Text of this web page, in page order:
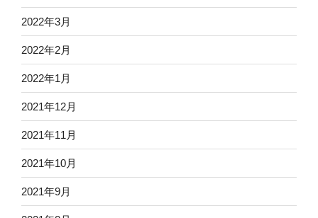
2022年3月
2022年2月
2022年1月
2021年12月
2021年11月
2021年10月
2021年9月